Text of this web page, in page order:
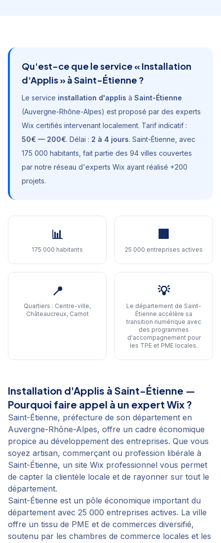
Qu'est-ce que le service « Installation
d'Applis» àSaint-Étienne ?
Le service installation d'applis à Saint-Étienne
(Auvergne-Rhône-Alpes) est proposé par des experts
Wix certifiés intervenant localement. Tarif indicatif :
50€ — 200€. Délai : 2 à 4 jours. Saint-Étienne , avec
175 000 habitants , fait partie des 94 villes couvertes
par notre réseau d'experts Wix ayant réalisé +200
projets.
📊
175 000 habitants
🏢
25 000 entreprises actives
📍
Quartiers : Centre-ville,
Châteaucreux, Carnot
💡
Le département de Saint-
Étienne accélère sa
transition numérique avec
des programmes
d'accompagnement pour
les TPE et PME locales.
Installation d'Applis à Saint-Étienne —
Pourquoi faire appel à un expert Wix ?
Saint-Étienne, préfecture de son département en
Auvergne-Rhône-Alpes, offre un cadre économique
propice au développement des entreprises. Que vous
soyez artisan, commerçant ou profession libérale à
Saint-Étienne, un site Wix professionnel vous permet
de capter la clientèle locale et de rayonner sur tout le
département.
Saint-Étienne est un pôle économique important du
département avec 25 000 entreprises actives. La ville
offre un tissu de PME et de commerces diversifié,
soutenu par les chambres de commerce locales et les